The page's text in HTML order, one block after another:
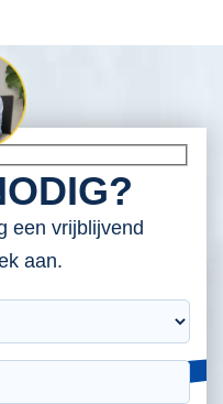
een vrijblijvend
aan.